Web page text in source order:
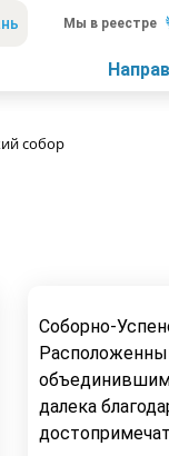
Мы в реестре
собор
Соборно-
объединившим
далека